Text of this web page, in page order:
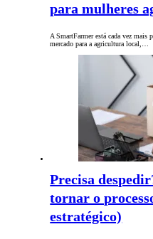
para mulheres
A SmartFarmer está cada vez mais
mercado para a agricultura local,…
Precisa
tornar o
estratégico)